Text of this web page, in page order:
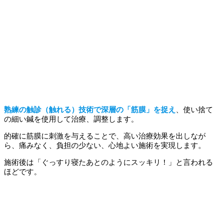
熟練の触診（触れる）技術で深層の「筋膜」を捉え
、使い捨て
の細い鍼を使用して治療、調整します。
的確に筋膜に刺激を与えることで、高い治療効果を出しなが
ら、痛みなく、負担の少ない、心地よい施術を実現します。
施術後は「ぐっすり寝たあとのようにスッキリ！」と言われる
ほどです。